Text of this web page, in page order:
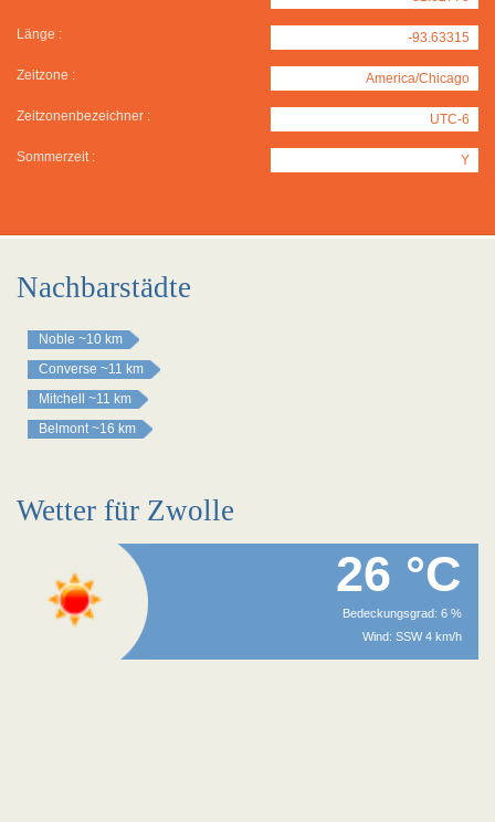
Länge : -93.63315
Zeitzone : America/Chicago
Zeitzonenbezeichner : UTC-6
Sommerzeit : Y
Nachbarstädte
Noble ~10 km
Converse ~11 km
Mitchell
~11 km
Belmont ~16 km
Wetter für Zwolle
26 °C
Bedeckungsgrad: 6 %
Wind: SSW 4 km/h